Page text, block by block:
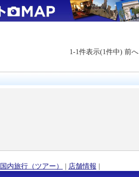
1-1件表示(1件中) 前へ
国内旅行（ツアー） | 店舗情報 |